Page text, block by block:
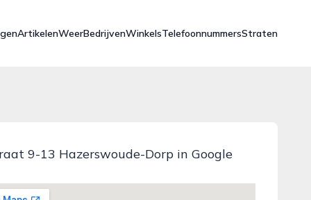
ArtikelenWeerBedrijvenWinkelsTelefoonnummersStraten
9-13 Hazerswoude-Dorp in Google